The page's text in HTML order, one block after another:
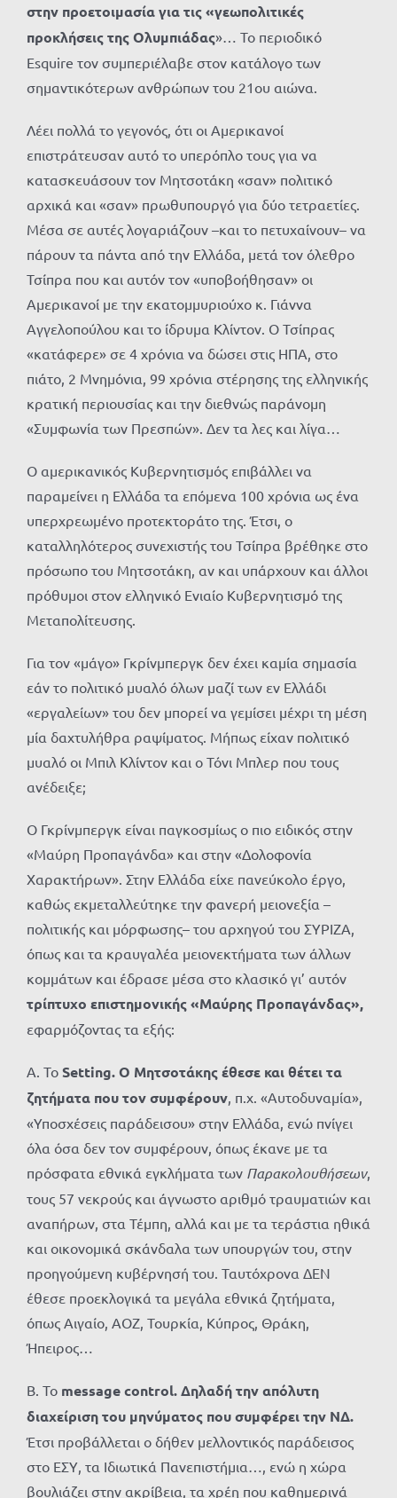
στην προετοιμασία για τις «γεωπολιτικές
προκλήσεις της Ολυμπιάδας»… Το περιοδικό
Esquire τον συμπεριέλαβε στον κατάλογο των
σημαντικότερων ανθρώπων του 21ου αιώνα.
Λέει πολλά το γεγονός, ότι οι Αμερικανοί
επιστράτευσαν αυτό το υπερόπλο τους για να
κατασκευάσουν τον Μητσοτάκη «σαν» πολιτικό
αρχικά και «σαν» πρωθυπουργό για δύο τετραετίες.
Μέσα σε αυτές λογαριάζουν –και το πετυχαίνουν– να
πάρουν τα πάντα από την Ελλάδα, μετά τον όλεθρο
Τσίπρα που και αυτόν τον «υποβοήθησαν» οι
Αμερικανοί με την εκατομμυριούχο κ. Γιάννα
Αγγελοπούλου και το ίδρυμα Κλίντον. Ο Τσίπρας
«κατάφερε» σε 4 χρόνια να δώσει στις ΗΠΑ, στο
πιάτο, 2 Μνημόνια, 99 χρόνια στέρησης της ελληνικής
κρατική περιουσίας και την διεθνώς παράνομη
«Συμφωνία των Πρεσπών». Δεν τα λες και λίγα…
Ο αμερικανικός Κυβερνητισμός επιβάλλει να
παραμείνει η Ελλάδα τα επόμενα 100 χρόνια ως ένα
υπερχρεωμένο προτεκτοράτο της. Έτσι, ο
καταλληλότερος συνεχιστής του Τσίπρα βρέθηκε στο
πρόσωπο του Μητσοτάκη, αν και υπάρχουν και άλλοι
πρόθυμοι στον ελληνικό Ενιαίο Κυβερνητισμό της
Μεταπολίτευσης.
Για τον «μάγο» Γκρίνμπεργκ δεν έχει καμία σημασία
εάν το πολιτικό μυαλό όλων μαζί των εν Ελλάδι
«εργαλείων» του δεν μπορεί να γεμίσει μέχρι τη μέση
μία δαχτυλήθρα ραψίματος. Μήπως είχαν πολιτικό
μυαλό οι Μπιλ Κλίντον και ο Τόνι Μπλερ που τους
ανέδειξε;
Ο Γκρίνμπεργκ είναι παγκοσμίως ο πιο ειδικός στην
«Μαύρη Προπαγάνδα» και στην «Δολοφονία
Χαρακτήρων». Στην Ελλάδα είχε πανεύκολο έργο,
καθώς εκμεταλλεύτηκε την φανερή μειονεξία –
πολιτικής και μόρφωσης– του αρχηγού του ΣΥΡΙΖΑ,
όπως και τα κραυγαλέα μειονεκτήματα των άλλων
κομμάτων και έδρασε μέσα στο κλασικό γι’ αυτόν
τρίπτυχο επιστημονικής «Μαύρης Προπαγάνδας»,
εφαρμόζοντας τα εξής:
Α. Το Setting. Ο Μητσοτάκης έθεσε και θέτει τα
ζητήματα που τον συμφέρουν , π.χ. «Αυτοδυναμία»,
«Υποσχέσεις παράδεισου» στην Ελλάδα, ενώ πνίγει
όλα όσα δεν τον συμφέρουν, όπως έκανε με τα
πρόσφατα εθνικά εγκλήματα των Παρακολουθήσεων,
τους 57 νεκρούς και άγνωστο αριθμό τραυματιών και
αναπήρων, στα Τέμπη, αλλά και με τα τεράστια ηθικά
και οικονομικά σκάνδαλα των υπουργών του, στην
προηγούμενη κυβέρνησή του. Ταυτόχρονα ΔΕΝ
έθεσε προεκλογικά τα μεγάλα εθνικά ζητήματα,
όπως Αιγαίο, ΑΟΖ, Τουρκία, Κύπρος, Θράκη,
Ήπειρος…
Β. Το messagecontrol. Δηλαδή την απόλυτη
διαχείριση του μηνύματος που συμφέρει την ΝΔ.
Έτσι προβάλλεται ο δήθεν μελλοντικός παράδεισος
στο ΕΣΥ, τα Ιδιωτικά Πανεπιστήμια…, ενώ η χώρα
βουλιάζει στην ακρίβεια, τα χρέη που καθημερινά